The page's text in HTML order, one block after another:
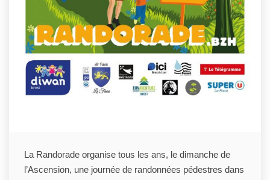
La Randorade organise tous les ans, le dimanche de
l’Ascension, une journée de randonnées pédestres dans